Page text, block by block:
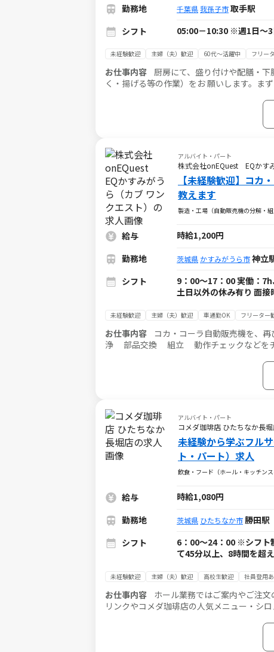
勤務地
千葉県我孫子市取手駅
シフト
05:00－10:30 ※週1日～
未経験歓迎 主婦（夫）歓迎 60代～活躍中 フリー
お仕事内容 厨房にて、盛り付けや配膳・
く・揚げる等の作業）をお 願いします。ま
アルバイト・パート
株式会社onEQuest EQかす
【未経験歓迎】コカ
教えます
製造・工場（自動販売機の分解・
給与
時給1,200円
勤務地
茨城県 かすみがうら市神立
シフト
9：00～17：00 実働：
土日以外の休み有り 面
未経験歓迎 主婦（夫）歓迎 車通勤OK フリーター
お仕事内容 コカ・コーラ自動販売機を、再び使
浄 部品交換 組立 動作チェックなどをチ
アルバイト・パート
コメダ珈琲店 ひたちなか長
未経験から学ぶフル
ト・パート）求人
飲食・フード（ホール・キッチンス
給与
時給1,080円
勤務地
茨城県 ひたちなか市勝田駅
シフト
6：00～24：00 ※シフ
て45分以上、8時間を超
未経験歓迎 主婦（夫）歓迎 高校生歓迎 社員登用
お仕事内容 ホール業務ではご案内やご注
リンクやコメダ珈琲店の人気メニュー・シ